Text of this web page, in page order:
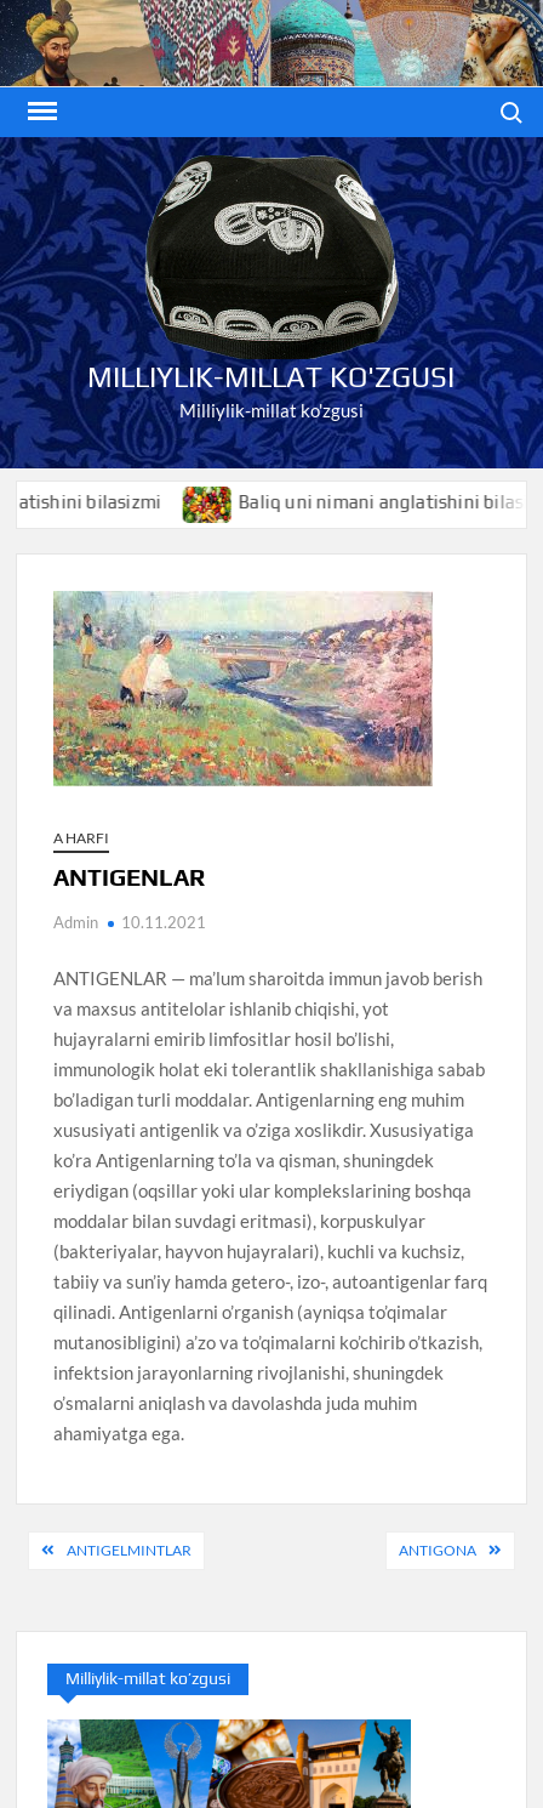
Skip
to
content
MILLIYLIK-MILLAT KO'ZGUSI
Milliylik-millat ko'zgusi
bilasizmi Baliq uni nimani anglatishini bilasizmi
A HARFI
ANTIGENLAR
Admin 10.11.2021
ANTIGENLAR — ma’lum sharoitda immun javob berish
va maxsus antitelolar ishlanib chiqishi, yot
hujayralarni emirib limfositlar hosil bo’lishi,
immunologik holat eki tolerantlik shakllanishiga sabab
bo’ladigan turli moddalar. Antigenlarning eng muhim
xususiyati antigenlik va o’ziga xoslikdir. Xususiyatiga
ko’ra Antigenlarning to’la va qisman, shuningdek
eriydigan (oqsillar yoki ular komplekslarining boshqa
moddalar bilan suvdagi eritmasi), korpuskulyar
(bakteriyalar, hayvon hujayralari), kuchli va kuchsiz,
tabiiy va sun’iy hamda getero-, izo-, autoantigenlar farq
qilinadi. Antigenlarni o’rganish (ayniqsa to’qimalar
mutanosibligini) a’zo va to’qimalarni ko’chirib o’tkazish,
infektsion jarayonlarning rivojlanishi, shuningdek
o’smalarni aniqlash va davolashda juda muhim
ahamiyatga ega.
PostANTIGELMINTLAR ANTIGONA
Milliylik-millat ko’zgusi